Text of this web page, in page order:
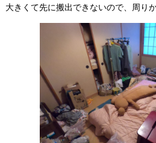
大きくて先に搬出できないので、周り